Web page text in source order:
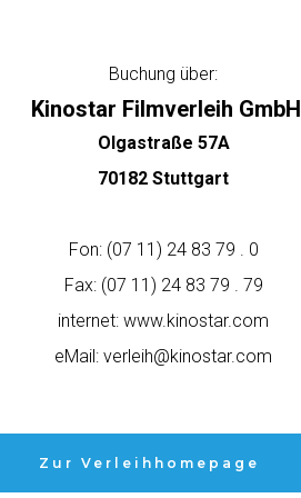
Buchung über:
Kinostar Filmverleih GmbH
Olgastraße 57A
70182 Stuttgart
Fon: (07 11) 24 83 79 . 0
Fax: (07 11) 24 83 79 . 79
internet: www.kinostar.com
eMail: verleih@kinostar.com
Zur Verleihhomepage